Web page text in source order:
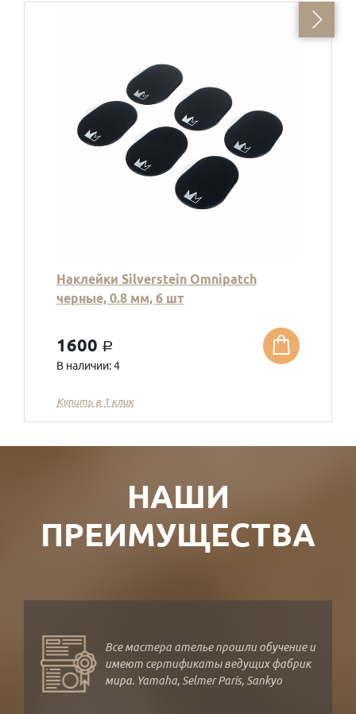
Наклейки Silverstein Omnipatch
черные, 0.8 мм, 6 шт
1600 a
В наличии: 4
Купить в 1 клик
НАШИ
ПРЕИМУЩЕСТВА
Все мастера ателье прошли обучение и
имеют сертификаты ведущих фабрик
мира. Yamaha, Selmer Paris, Sankyo